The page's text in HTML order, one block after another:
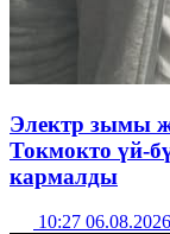
Электр зымы
Токмокто үй-
кармалды
10:27 06.08.2026